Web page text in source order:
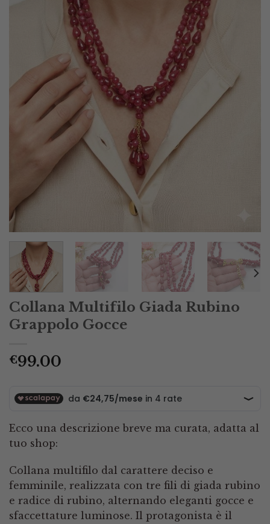
Collana Multifilo Giada Rubino
Grappolo Gocce
€99.00
Ecco una descrizione breve ma curata, adatta al
tuo shop:
Collana multifilo dal carattere deciso e
femminile, realizzata con tre fili di giada rubino
e radice di rubino, alternando eleganti gocce e
sfaccettature luminose. Il protagonista è il